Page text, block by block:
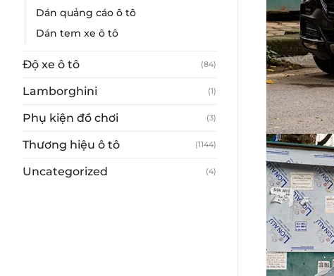
Dán quảng cáo ô tô
Dán tem xe ô tô
Độ xe ô tô (84)
Lamborghini (1)
Phụ kiện đồ chơi (3)
Thương hiệu ô tô (1144)
Uncategorized (4)